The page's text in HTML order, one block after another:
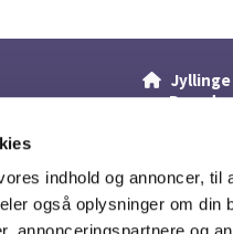
indhold og annoncer,
også oplysninger om din
Jyllinge
·